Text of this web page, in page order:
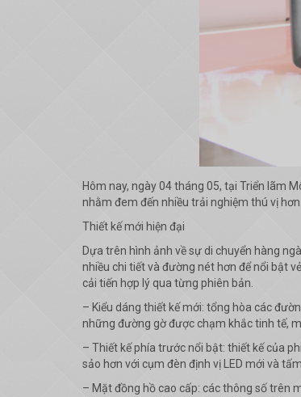
Hôm nay, ngày 04 tháng 05, tại Triển lãm
nhằm đem đến nhiều trải nghiệm thú vị
Thiết kế mới hiện đại
Dựa trên hình ảnh về sự di chuyển hàng
nhiều chi tiết và đường nét hơn để nổi bật
cải tiến hợp lý qua từng phiên bản.
– Kiểu dáng thiết kế mới: tổng hòa các
những đường gờ được chạm khắc tinh tế,
– Thiết kế phía trước nổi bật: thiết kế của
sảo hơn với cụm đèn định vị LED mới và
– Mặt đồng hồ cao cấp: các thông số trên